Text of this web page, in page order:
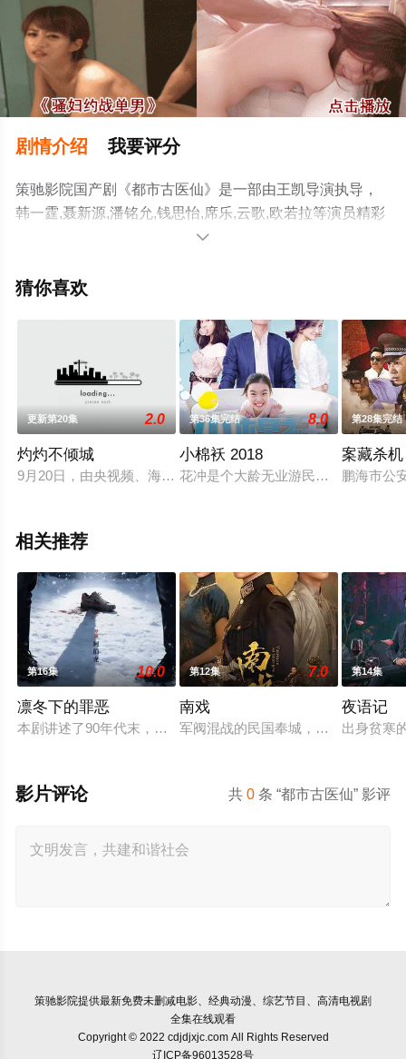
剧情介绍 我要评分
策驰影院国产剧《都市古医仙》是一部由王凯导演执导，
韩一霆,聂新源,潘铭允,钱思怡,席乐,云歌,欧若拉等演员精彩
演绎的大陆电视剧，手机免费观看高清无删减完整版电视
剧、电视猫或剧情网等平台了解。

猜你喜欢
更新第20集 2.0
灼灼不倾城
9月20日，由央视频、海发文化、湖北文旅集团、湖北省旅游集
第36集完结 8.0
小棉袄 2018
花冲是个大龄无业游民，这个世界
第28集完结
案藏杀机
鹏海市公
相关推荐
第16集 10.0
凛冬下的罪恶
本剧讲述了90年代末，怒河市刑侦支队在无普及监控、无DNA
第12集 7.0
南戏
军阀混战的民国奉城，玉佛头离奇失
第14集
夜语记
出身贫寒
共0 条 “都市古医仙” 影评
影片评论
策驰影院提供最新免费未删减电影、经典动漫、综艺节目、高清电视剧
全集在线观看
Copyright © 2022 cdjdjxjc.com All Rights Reserved
辽ICP备96013528号